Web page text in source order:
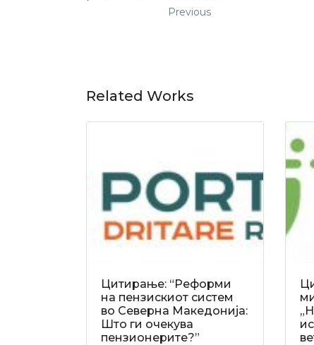
Previous
Related Works
Цитирање: “Реформи
на пензискиот систем
во Северна Македонија:
Што ги очекува
пензионерите?”